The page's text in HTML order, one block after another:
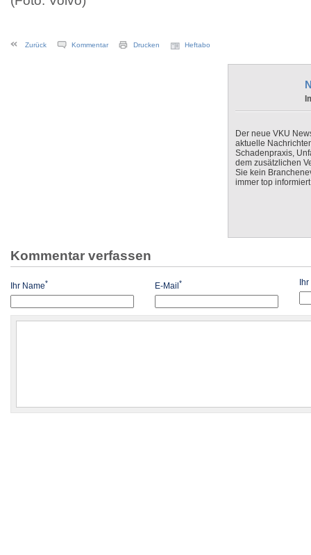
Zurück Kommentar Drucken Heftabo
Der neue VKU
aktuelle
Schadenpraxis,
dem zusätzlichen
Sie kein
immer top
Kommentar verfassen
Ihr Name* E-Mail* Ihr